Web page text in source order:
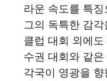
라운 속도를 특
그의 독특한 감
클럽 대회 외에도
수권 대회와 같
각국이 영광을